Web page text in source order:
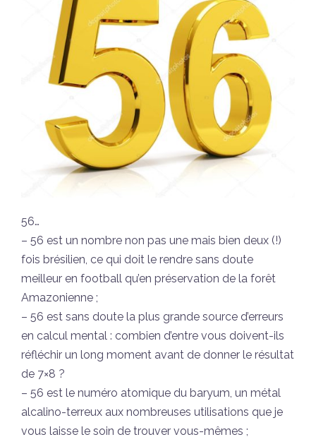
56…
– 56 est un nombre non pas une mais bien deux (!)
fois brésilien, ce qui doit le rendre sans doute
meilleur en football qu’en préservation de la forêt
Amazonienne ;
– 56 est sans doute la plus grande source d’erreurs
en calcul mental : combien d’entre vous doivent-ils
réfléchir un long moment avant de donner le résultat
de 7×8 ?
– 56 est le numéro atomique du baryum, un métal
alcalino-terreux aux nombreuses utilisations que je
vous laisse le soin de trouver vous-mêmes ;